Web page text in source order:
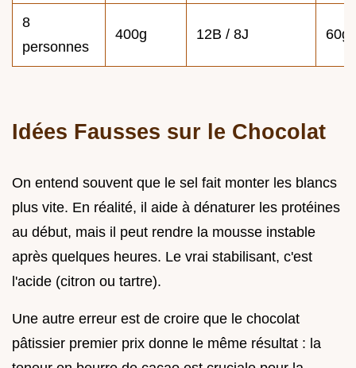
8
personnes
400g 12B / 8J 60g
Idées Fausses sur le Chocolat
On entend souvent que le sel fait monter les blancs
plus vite. En réalité, il aide à dénaturer les protéines
au début, mais il peut rendre la mousse instable
après quelques heures. Le vrai stabilisant, c'est
l'acide (citron ou tartre).
Une autre erreur est de croire que le chocolat
pâtissier premier prix donne le même résultat : la